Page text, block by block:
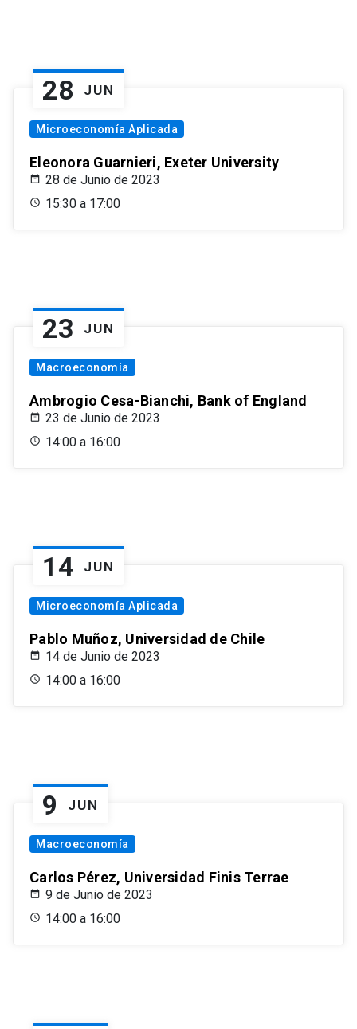
28 JUN
Microeconomía Aplicada
Eleonora Guarnieri, Exeter University
28 de Junio de 2023
15:30 a 17:00
23 JUN
Macroeconomía
Ambrogio Cesa-Bianchi, Bank of England
23 de Junio de 2023
14:00 a 16:00
14 JUN
Microeconomía Aplicada
Pablo Muñoz, Universidad de Chile
14 de Junio de 2023
14:00 a 16:00
9 JUN
Macroeconomía
Carlos Pérez, Universidad Finis Terrae
9 de Junio de 2023
14:00 a 16:00